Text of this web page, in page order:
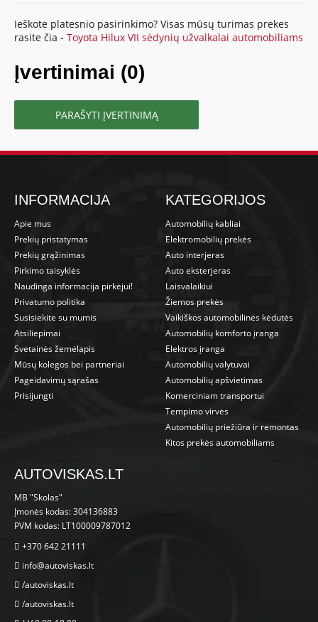
Ieškote platesnio pasirinkimo? Visas mūsų turimas prekes
rasite čia -Toyota Hilux VII sėdynių užvalkalai automobiliams
Įvertinimai (0)
PARAŠYTI ĮVERTINIMĄ
INFORMACIJA
Apie mus
Prekių pristatymas
Prekių grąžinimas
Pirkimo taisyklės
Naudinga informacija pirkėjui!
Privatumo politika
Susisiekite su mumis
Atsiliepimai
Svetainės žemėlapis
Mūsų kolegos bei partneriai
Pageidavimų sąrašas
Prisijungti
KATEGORIJOS
Automobilių kabliai
Elektromobilių prekės
Auto interjeras
Auto eksterjeras
Laisvalaikiui
Žiemos prekės
Vaikiškos automobilinės kėdutės
Automobilių komforto įranga
Elektros įranga
Automobilių valytuvai
Automobilių apšvietimas
Komerciniam transportui
Tempimo virvės
Automobilių priežiūra ir remontas
Kitos prekės automobiliams
AUTOVISKAS.LT
MB "Skolas"
Įmonės kodas: 304136883
PVM kodas: LT100009787012
+370 642 21111
info@autoviskas.lt
/autoviskas.lt
/autoviskas.lt